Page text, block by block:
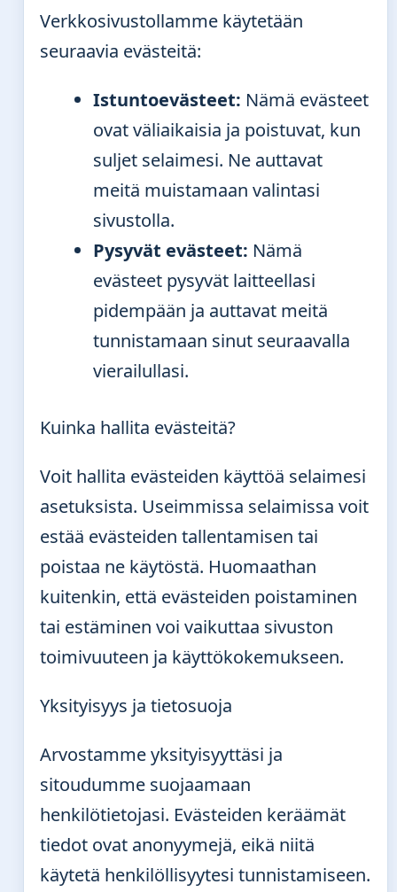
Verkkosivustollamme käytetään
seuraavia evästeitä:
Istuntoevästeet: Nämä evästeet
ovat väliaikaisia ja poistuvat, kun
suljet selaimesi. Ne auttavat
meitä muistamaan valintasi
sivustolla.
Pysyvät evästeet: Nämä
evästeet pysyvät laitteellasi
pidempään ja auttavat meitä
tunnistamaan sinut seuraavalla
vierailullasi.
Kuinka hallita evästeitä?
Voit hallita evästeiden käyttöä selaimesi
asetuksista. Useimmissa selaimissa voit
estää evästeiden tallentamisen tai
poistaa ne käytöstä. Huomaathan
kuitenkin, että evästeiden poistaminen
tai estäminen voi vaikuttaa sivuston
toimivuuteen ja käyttökokemukseen.
Yksityisyys ja tietosuoja
Arvostamme yksityisyyttäsi ja
sitoudumme suojaamaan
henkilötietojasi. Evästeiden keräämät
tiedot ovat anonyymejä, eikä niitä
käytetä henkilöllisyytesi tunnistamiseen.